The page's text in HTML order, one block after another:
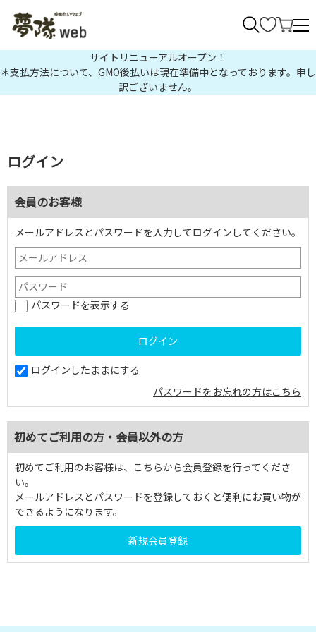
サイトリニューアルオープン！
＊支払方法について、GMO後払いは現在準備中となっております。申し
訳ございません。
ログイン
会員のお客様
メールアドレスとパスワードを入力してログインしてください。
パスワードを表示する
ログインしたままにする
パスワードをお忘れの方はこちら
初めてご利用の方・会員以外の方
初めてご利用のお客様は、こちらから会員登録を行ってくださ
い。
メールアドレスとパスワードを登録しておくと便利にお買い物が
できるようになります。